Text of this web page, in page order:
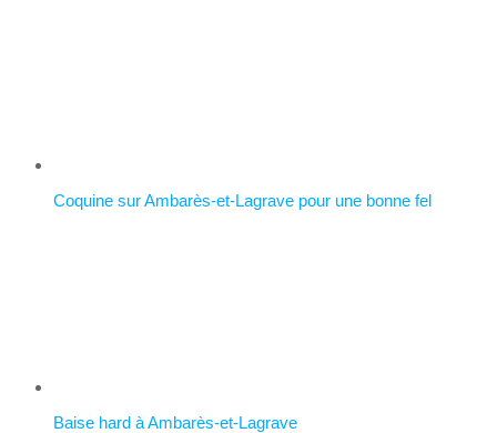
Coquine sur Ambarès-et-Lagrave pour une bonne fel
Baise hard à Ambarès-et-Lagrave